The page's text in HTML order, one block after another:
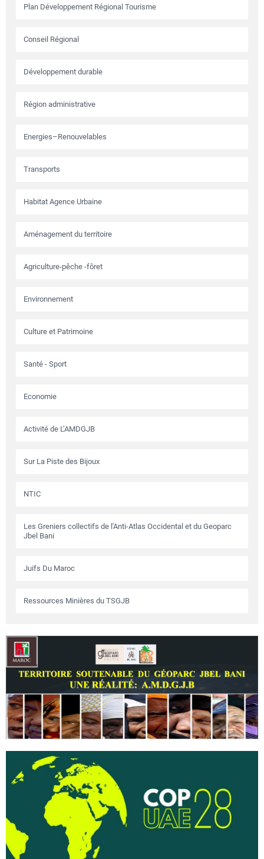
Plan Développement Régional Tourisme
Conseil Régional
Développement durable
Région administrative
Energies–Renouvelables
Transports
Habitat Agence Urbaine
Aménagement du territoire
Agriculture-pêche -fôret
Environnement
Culture et Patrimoine
Santé - Sport
Economie
Activité de L’AMDGJB
Sur La Piste des Bijoux
NTIC
Les Greniers collectifs de l'Anti-Atlas Occidental et du Geoparc
Jbel Bani
Juifs Du Maroc
Ressources Minières du TSGJB